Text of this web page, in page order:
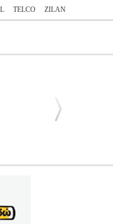
TELCO ZILAN
θερμοστάτη και
Αριθμός εστίων: 1.•
ΕΣΤΙΑ LAFE KEW001